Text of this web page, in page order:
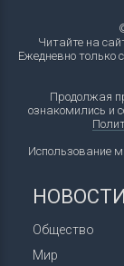
Читайте на
Ежедневно только
Продолжая
ознакомились и
Использование
НОВОСТИ
Общество
Мир